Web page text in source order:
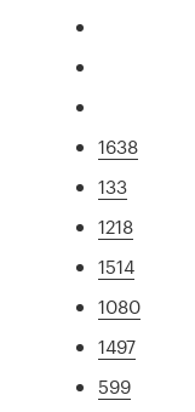
1638
133
1218
1514
1080
1497
599